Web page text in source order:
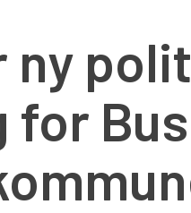
ny
for